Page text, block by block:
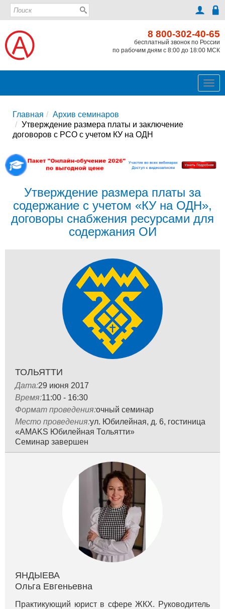
8 800-302-40-65
бесплатный звонок по России
по рабочим дням с 8:00 до 18:00 МСК
Главная
Архив семинаров
Утверждение размера платы и заключение
договоров с РСО с учетом КУ на ОДН
Утверждение размера платы за
содержание с учетом «КУ на ОДН»,
договоры снабжения ресурсами для
содержания ОИ
ТОЛЬЯТТИ
Дата:29 июня 2017
Время:11:00 - 16:30
Формат проведения:очный семинар
Место проведения:ул. Юбилейная, д. 6, гостиница
«AMAKS Юбилейная Тольятти»
Семинар завершен
ЯНДЫЕВА
Ольга Евгеньевна
Практикующий юрист в сфере ЖКХ. Руководитель